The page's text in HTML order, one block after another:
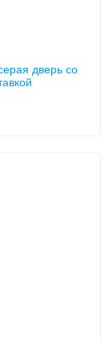
дверь со